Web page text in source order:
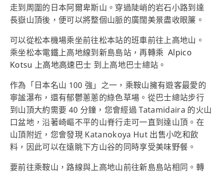
走到周圍的日本阿爾卑斯山。穿過陡峭的岩石小路到達
長嶽山頂後，便可以將整個山脈的廣闊美景盡收眼簾。
可以從松本機場乘坐前往松本站的班車前往上高地山。
乘坐松本電鐵上高地線到新島島站，再轉乘Alpico
Kotsu 上高地高速巴士 到上高地巴士總站。
作為「日本名山 100 強」之一，乘鞍山擁有遊客最愛的
寧謐瀑布，還有郁鬱蔥蔥的綠色草場。從巴士總站步行
到山頂大約需要 40 分鐘，您會經過 Tatamidaira 的火山
口盆地，沿著崎嶇不平的山脊行走可一直到達山頂。在
山頂附近，您會發現 Katanokoya Hut 出售小吃和飲
料，因此可以在遠眺下方山谷的同時享受美味野餐。
要前往乘鞍山，路線與上高地山前往新島島站相同。轉